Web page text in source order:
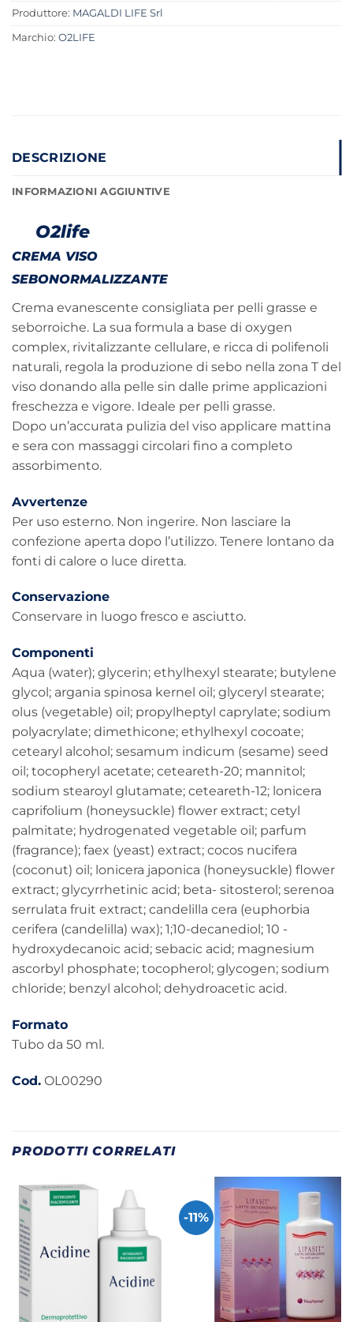
Produttore: MAGALDI LIFE Srl
Marchio: O2LIFE
DESCRIZIONE
INFORMAZIONI AGGIUNTIVE
O2life
CREMA VISO
SEBONORMALIZZANTE
Crema evanescente consigliata per pelli grasse e
seborroiche. La sua formula a base di oxygen
complex, rivitalizzante cellulare, e ricca di polifenoli
naturali, regola la produzione di sebo nella zona T del
viso donando alla pelle sin dalle prime applicazioni
freschezza e vigore. Ideale per pelli grasse.
Dopo un’accurata pulizia del viso applicare mattina
e sera con massaggi circolari fino a completo
assorbimento.
Avvertenze
Per uso esterno. Non ingerire. Non lasciare la
confezione aperta dopo l’utilizzo. Tenere lontano da
fonti di calore o luce diretta.
Conservazione
Conservare in luogo fresco e asciutto.
Componenti
Aqua (water); glycerin; ethylhexyl stearate; butylene
glycol; argania spinosa kernel oil; glyceryl stearate;
olus (vegetable) oil; propylheptyl caprylate; sodium
polyacrylate; dimethicone; ethylhexyl cocoate;
cetearyl alcohol; sesamum indicum (sesame) seed
oil; tocopheryl acetate; ceteareth-20; mannitol;
sodium stearoyl glutamate; ceteareth-12; lonicera
caprifolium (honeysuckle) flower extract; cetyl
palmitate; hydrogenated vegetable oil; parfum
(fragrance); faex (yeast) extract; cocos nucifera
(coconut) oil; lonicera japonica (honeysuckle) flower
extract; glycyrrhetinic acid; beta- sitosterol; serenoa
serrulata fruit extract; candelilla cera (euphorbia
cerifera (candelilla) wax); 1;10-decanediol; 10 -
hydroxydecanoic acid; sebacic acid; magnesium
ascorbyl phosphate; tocopherol; glycogen; sodium
chloride; benzyl alcohol; dehydroacetic acid.
Formato
Tubo da 50 ml.
Cod. OL00290
PRODOTTI CORRELATI
-11%